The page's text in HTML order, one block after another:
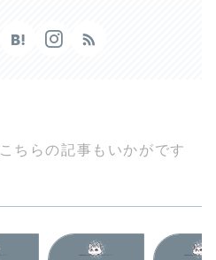
こちらの記事もいかがです